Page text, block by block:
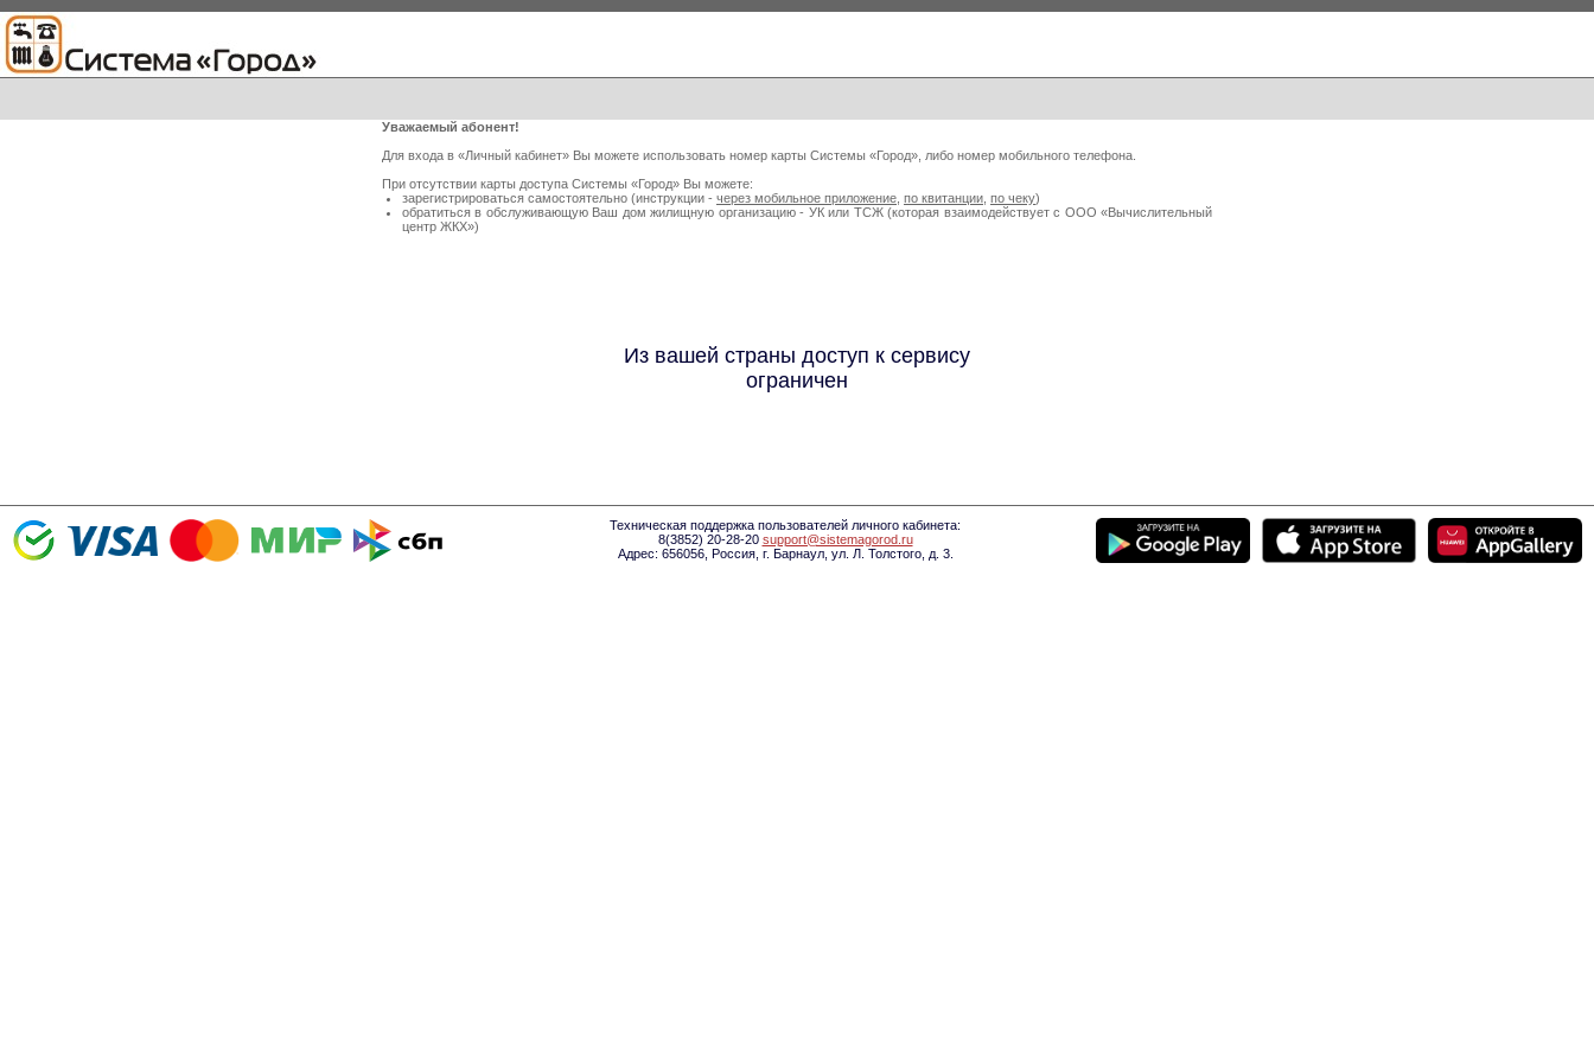
Уважаемый абонент!
Для входа в «Личный кабинет» Вы можете использовать номер карты Системы «Город», либо номер мобильного телефона.
При отсутствии карты доступа Системы «Город» Вы можете:
зарегистрироваться самостоятельно (инструкции - через мобильное приложение по квитанции по чеку)
обратиться в обслуживающую Ваш дом жилищную организацию - УК или ТСЖ (которая взаимодействует с ООО «Вычислительный
центр ЖКХ»)
Из вашей страны доступ к сервису
ограничен
Техническая поддержка пользователей личного кабинета:
8(3852) 20-28-20 support@sistemagorod.ru
Адрес: 656056, Россия, г. Барнаул, ул. Л. Толстого, д. 3.